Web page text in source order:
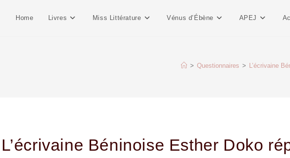
Home Livres Miss Littérature Vénus d’Ébène APEJ
> Questionnaires > L’écrivaine
L’écrivaine Béninoise Esther Doko